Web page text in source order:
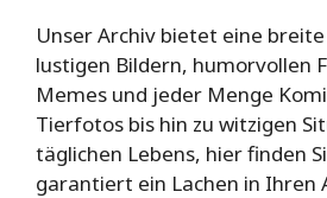
Unser Archiv bietet eine
lustigen Bildern, humorvollen
Memes und jeder Menge
Tierfotos bis hin zu witzigen
täglichen Lebens, hier finden
garantiert ein Lachen in Ihren